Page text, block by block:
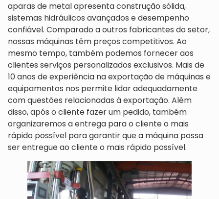
aparas de metal apresenta construção sólida,
sistemas hidráulicos avançados e desempenho
confiável. Comparado a outros fabricantes do setor,
nossas máquinas têm preços competitivos. Ao
mesmo tempo, também podemos fornecer aos
clientes serviços personalizados exclusivos. Mais de
10 anos de experiência na exportação de máquinas e
equipamentos nos permite lidar adequadamente
com questões relacionadas à exportação. Além
disso, após o cliente fazer um pedido, também
organizaremos a entrega para o cliente o mais
rápido possível para garantir que a máquina possa
ser entregue ao cliente o mais rápido possível.